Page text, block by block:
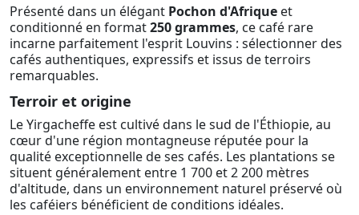
Présenté dans un élégant Pochon d'Afrique et
conditionné en format250 grammes, ce café rare
incarne parfaitement l'esprit Louvins : sélectionner des
cafés authentiques, expressifs et issus de terroirs
remarquables.
Terroir et origine
Le Yirgacheffe est cultivé dans le sud de l'Éthiopie, au
cœur d'une région montagneuse réputée pour la
qualité exceptionnelle de ses cafés. Les plantations se
situent généralement entre 1 700 et 2 200 mètres
d'altitude, dans un environnement naturel préservé où
les caféiers bénéficient de conditions idéales.